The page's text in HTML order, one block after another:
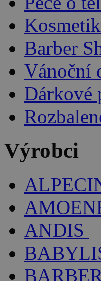
Barber
Vánoční
Dárkové
Výrobci
ANDIS